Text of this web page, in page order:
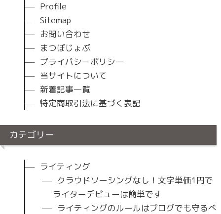
Profile
Sitemap
お問い合わせ
まつぼじょぶ
プライバシーポリシー
当サイトについて
新着記事一覧
特定商取引法に基づく表記
カテゴリー
ライティング
クラウドソーシングなし！文字単価1円で
ライターデビューは簡単です
ライティングのルールはブログでも守るべ